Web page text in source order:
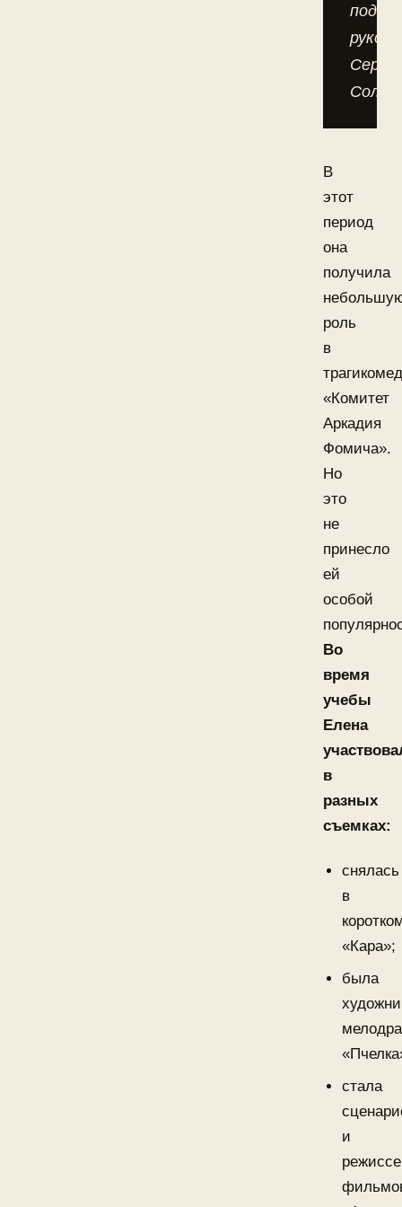
под
В
этот
период
она
получила
роль
в
«Комитет
Аркадия
Фомича».
Но
это
не
принесло
ей
особой
Во
время
учебы
Елена
в
разных
съемках:
снялась
в
«Кара»;
была
стала
и